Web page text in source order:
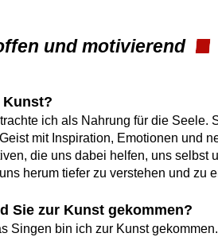
und motivierend
Kunst?
ich als Nahrung für die Seele.
mit Inspiration, Emotionen und
die uns dabei helfen, uns selbst
herum tiefer zu verstehen und zu
Sie zur Kunst gekommen?
Singen bin ich zur Kunst